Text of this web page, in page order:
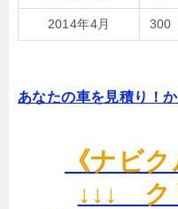
2014年4月 300
あなたの車を見積り！
《ナビ
↓↓↓ ク